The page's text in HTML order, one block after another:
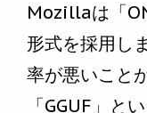
Mozillaは「
形式を採用し
率が悪いこと
「GGUF」と